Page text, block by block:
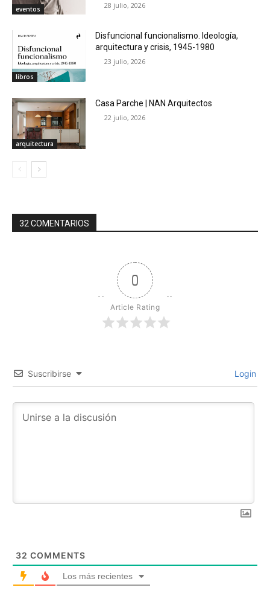
eventos 28 julio, 2026
libros
Disfuncional funcionalismo. Ideología,
arquitectura y crisis, 1945-1980
23 julio, 2026
arquitectura
Casa Parche | NAN Arquitectos
22 julio, 2026
32 COMENTARIOS
0
Article Rating
Suscribirse Login
32 COMMENTS
Los más recientes